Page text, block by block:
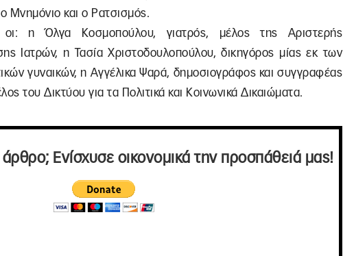
Μνημόνιο και ο Ρατσισμός.
η Όλγα Κοσμοπούλου, γιατρός, μέλος της Αριστερής
Ιατρών, η Τασία Χριστοδουλοπούλου, δικηγόρος μίας εκ των
γυναικών, η Αγγέλικα Ψαρά, δημοσιογράφος και συγγραφέας
του Δικτύου για τα Πολιτικά και Κοινωνικά Δικαιώματα.
Ενίσχυσε οικονομικά την προσπάθειά μας!